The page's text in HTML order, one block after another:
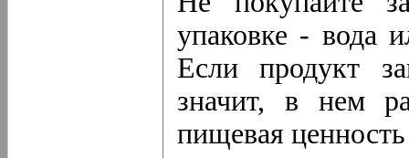
упаковке - вода
Если продукт
значит, в нем
пищевая